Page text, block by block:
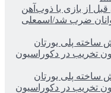
قبل از بازی با ذوب‌آهن
ضرب شد/اسمعلی
ساخته پلی یورتان
تخریب در دکوراسیون
ساخته پلی یورتان
تخریب در دکوراسیون